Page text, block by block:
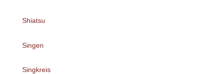
Shiatsu
Singen
Singkreis